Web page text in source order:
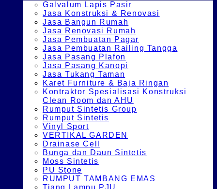
Galvalum Lapis Pasir
Jasa Konstruksi & Renovasi
Jasa Bangun Rumah
Jasa Renovasi Rumah
Jasa Pembuatan Pagar
Jasa Pembuatan Railing Tangga
Jasa Pasang Plafon
Jasa Pasang Kanopi
Jasa Tukang Taman
Karet Furniture & Baja Ringan
Kontraktor Spesialisasi Konstruksi
Clean Room dan AHU
Rumput Sintetis Group
Rumput Sintetis
Vinyl Sport
VERTIKAL GARDEN
Drainase Cell
Bunga dan Daun Sintetis
Moss Sintetis
PU Stone
RUMPUT TAMBANG EMAS
Tiang Lampu PJU